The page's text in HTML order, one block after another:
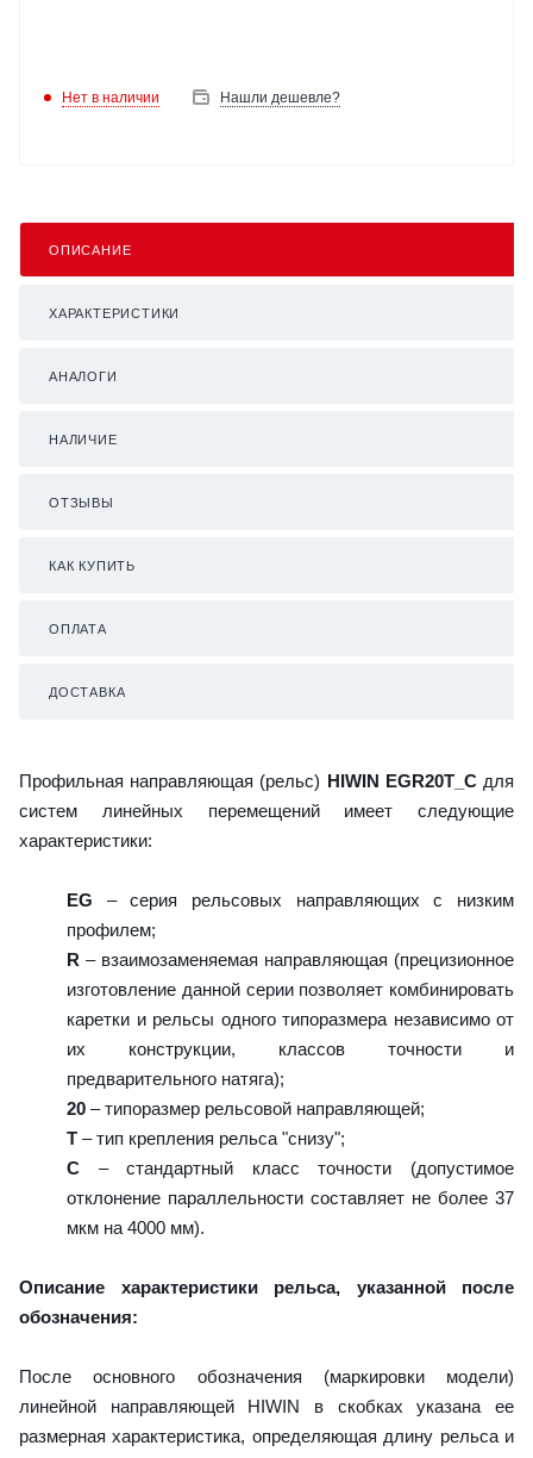
Нет в наличии Нашли дешевле?
ОПИСАНИЕ
ХАРАКТЕРИСТИКИ
АНАЛОГИ
НАЛИЧИЕ
ОТЗЫВЫ
КАК КУПИТЬ
ОПЛАТА
ДОСТАВКА
Профильная направляющая (рельс) HIWIN EGR20T_Cдля
систем линейных перемещений имеет следующие
характеристики:
EG – серия рельсовых направляющих с низким
профилем;
R – взаимозаменяемая направляющая (прецизионное
изготовление данной серии позволяет комбинировать
каретки и рельсы одного типоразмера независимо от
их конструкции, классов точности и
предварительного натяга);
20 – типоразмер рельсовой направляющей;
T – тип крепления рельса "снизу";
C – стандартный класс точности (допустимое
отклонение параллельности составляет не более 37
мкм на 4000 мм).
Описание характеристики рельса, указанной после
обозначения:
После основного обозначения (маркировки модели)
линейной направляющей HIWIN в скобках указана ее
размерная характеристика, определяющая длину рельса и